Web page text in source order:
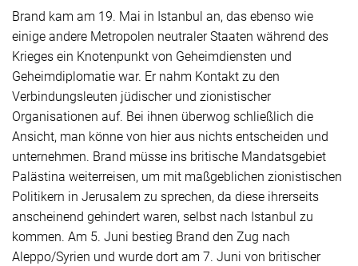
Brand kam am 19. Mai in Istanbul an, das ebenso wie
einige andere Metropolen neutraler Staaten während des
Krieges ein Knotenpunkt von Geheimdiensten und
Geheimdiplomatie war. Er nahm Kontakt zu den
Verbindungsleuten jüdischer und zionistischer
Organisationen auf. Bei ihnen überwog schließlich die
Ansicht, man könne von hier aus nichts entscheiden und
unternehmen. Brand müsse ins britische Mandatsgebiet
Palästina weiterreisen, um mit maßgeblichen zionistischen
Politikern in Jerusalem zu sprechen, da diese ihrerseits
anscheinend gehindert waren, selbst nach Istanbul zu
kommen. Am 5. Juni bestieg Brand den Zug nach
Aleppo/Syrien und wurde dort am 7. Juni von britischer